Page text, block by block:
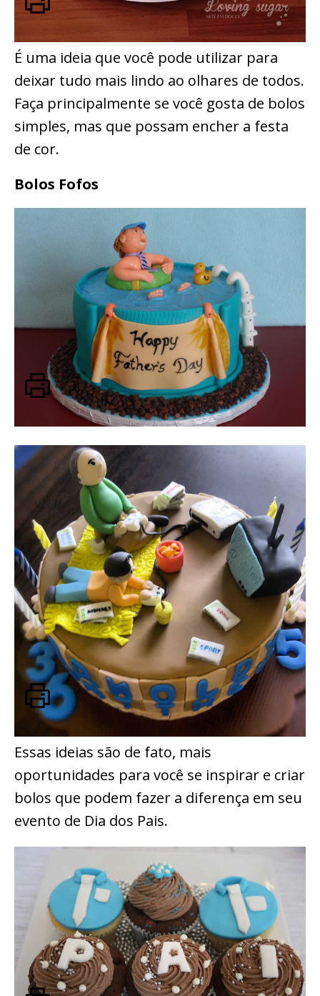
É uma ideia que você pode utilizar para
deixar tudo mais lindo ao olhares de todos.
Faça principalmente se você gosta de bolos
simples, mas que possam encher a festa
de cor.
Bolos Fofos
Essas ideias são de fato, mais
oportunidades para você se inspirar e criar
bolos que podem fazer a diferença em seu
evento de Dia dos Pais.